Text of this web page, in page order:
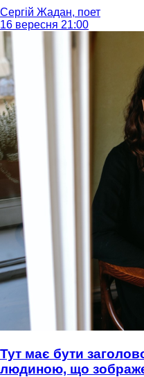
Сергій Жадан, поет
16 вересня 21:00
Тут має бути
людиною, що